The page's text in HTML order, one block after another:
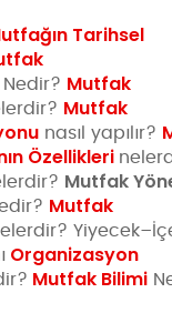
Tarihsel
Nedir? Mutfak
Mutfak
nasıl yapılır?
Özellikleri
Mutfak
Mutfak
Organizasyon
Mutfak Bilimi